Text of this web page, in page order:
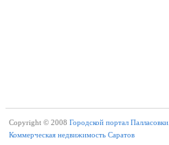
Copyright © 2008 Городской портал Палласовки.
Коммерческая недвижимость Саратов